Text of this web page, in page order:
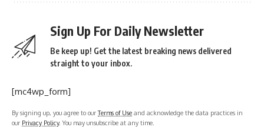
Sign Up For Daily Newsletter
Be keep up! Get the latest breaking news delivered
straight to your inbox.
[mc4wp_form]
By signing up, you agree to ourTerms of Use and acknowledge the data practices in
our Privacy Policy. You may unsubscribe at any time.